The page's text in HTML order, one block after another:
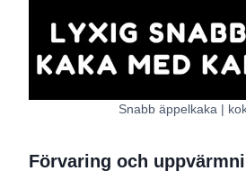
Snabb äppelkaka |
Förvaring och